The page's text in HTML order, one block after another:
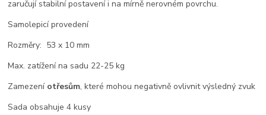
zaručují stabilní postavení i na mírně nerovném povrchu.
Samolepicí provedení
Rozměry: 53 x 10 mm
Max. zatížení na sadu 22-25 kg
Zamezení otřesům, které mohou negativně ovlivnit výsledný zvuk
Sada obsahuje 4 kusy